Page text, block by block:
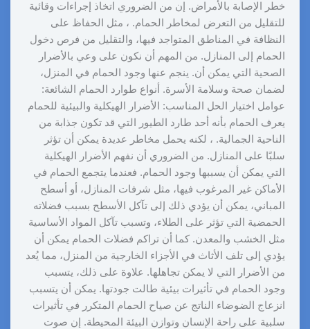
خطر الإصابة بالأمراض. إن من الضروري اتخاذ إجراءات وقائية
للتقليل من التعرض لمخاطر الحمام. ، مثل الحفاظ على
النظافة في المناطق المتواجد فيها، والتقليل من فرص دخول
الحمام إلى المنازل. من المهم أن نكون على وعي بالأضرار
الصحية التي يمكن أن. ينجم عنها وجود الحمام في المنزل،
لضمان صحة وسلامة الأسرة. أنواع طوارد الحمام الشائعة:
عوامل اختيار الحل المناسب: الأضرار الهيكلية والبيئية للحمام
يعرف الحمام بأنه أحد طارد الطيور التي قد تكون جذابة من
الناحية الجمالية. ، لكنه يحمل مخاطر عديدة يمكن أن تؤثر
سلبًا على المنازل. من الضروري أن نفهم الأضرار الهيكلية
التي يمكن أن يسببها وجود الحمام. فعندما يتجمع الحمام في
الأماكن غير المرغوب فيها، مثل شرفات المنازل، أو أسطح
المباني، يمكن أن يؤدي ذلك إلى تآكل الأسطح بسبب فضلاته
الحمضية التي تؤثر على الطلاء، وتسبب تآكل المواد الأساسية
مثل الخشب والمعدن. كما أن تراكم فضلات الحمام يمكن أن
يؤدي إلى تلف الأثاث في الأجزاء الخارجية من المنزل، مما يُعد
من الأضرار التي لا يمكن تجاهلها. علاوة على ذلك، يتسبب
وجود الحمام في تأثيرات بيئية طالت جودتها. يمكن أن يتسبب
انزعاج الضوضاء الناتج عن صياح الحمام المتكرر في تأثيرات
سلبية على راحة الإنسان وتوازن البيئة المحيطة. إن صوت